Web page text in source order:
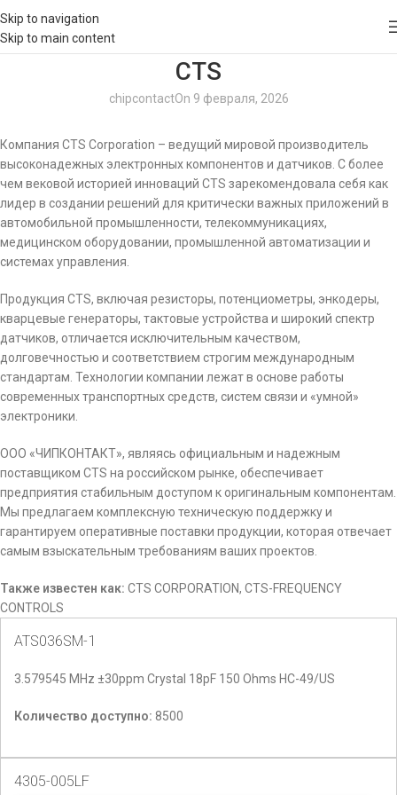
Skip to navigation
Skip to main content
CTS
chipcontactOn 9 февраля, 2026
Компания CTS Corporation – ведущий мировой производитель
высоконадежных электронных компонентов и датчиков. С более
чем вековой историей инноваций CTS зарекомендовала себя как
лидер в создании решений для критически важных приложений в
автомобильной промышленности, телекоммуникациях,
медицинском оборудовании, промышленной автоматизации и
системах управления.
Продукция CTS, включая резисторы, потенциометры, энкодеры,
кварцевые генераторы, тактовые устройства и широкий спектр
датчиков, отличается исключительным качеством,
долговечностью и соответствием строгим международным
стандартам. Технологии компании лежат в основе работы
современных транспортных средств, систем связи и «умной»
электроники.
ООО «ЧИПКОНТАКТ», являясь официальным и надежным
поставщиком CTS на российском рынке, обеспечивает
предприятия стабильным доступом к оригинальным компонентам.
Мы предлагаем комплексную техническую поддержку и
гарантируем оперативные поставки продукции, которая отвечает
самым взыскательным требованиям ваших проектов.
Также известен как: CTS CORPORATION, CTS-FREQUENCY
CONTROLS
ATS036SM-1
3.579545 MHz ±30ppm Crystal 18pF 150 Ohms HC-49/US
Количество доступно: 8500
4305-005LF